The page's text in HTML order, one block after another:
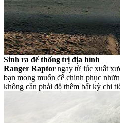
Sinh ra để thống trị địa hình
Ranger Raptor ngay từ lúc xuất
bạn mong muốn để chinh phục
không cần phải độ thêm bất kỳ chi